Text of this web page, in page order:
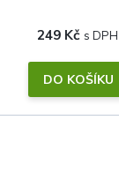
249 Kč
DO KOŠÍKU